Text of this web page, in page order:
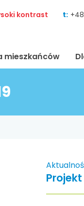
kontrast t:
Strona
mieszkańców